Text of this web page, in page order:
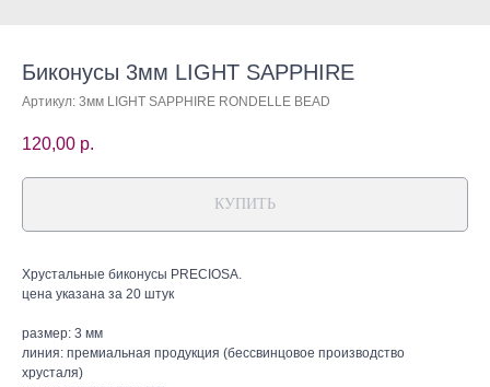
Биконусы 3мм LIGHT SAPPHIRE
Артикул: 3мм LIGHT SAPPHIRE RONDELLE BEAD
120,00 р.
КУПИТЬ
Хрустальные биконусы PRECIOSA.
цена указана за 20 штук
размер: 3 мм
линия: премиальная продукция (бессвинцовое производство
хрусталя)